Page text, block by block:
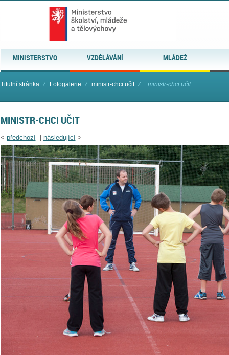
MINISTERSTVO VZDĚLÁVÁNÍ MLÁDEŽ
Titulní stránka ⁄ Fotogalerie ⁄ ministr-chci učit ⁄ ministr-chci učit
MINISTR-CHCI UČIT
< předchozí| následující>